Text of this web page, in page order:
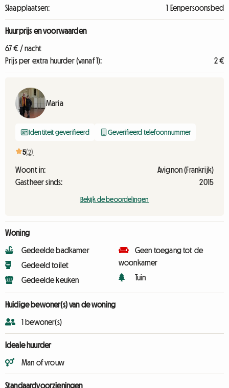
Slaapplaatsen:
1 Eenpersoonsbed
Huurprijs en voorwaarden
67 € / nacht
Prijs per extra huurder (vanaf 1):
2 €
Maria
Identiteit geverifieerd Geverifieerd telefoonnummer
5(2)
Woont in:
Avignon (Frankrijk)
Gastheer sinds:
2015
Bekijk de beoordelingen
Woning
Gedeelde badkamer
Gedeeld toilet
Gedeelde keuken
Geen toegang tot de
woonkamer
Tuin
Huidige bewoner(s) van de woning
1 bewoner(s)
Ideale huurder
Man of vrouw
Standaardvoorzieningen